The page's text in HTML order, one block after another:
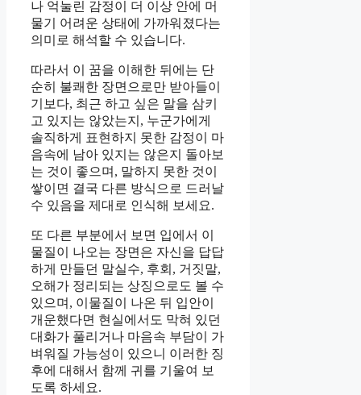
나 억눌린 감정이 더 이상 안에 머
물기 어려운 상태에 가까워졌다는
의미로 해석할 수 있습니다.
따라서 이 꿈을 이해한 뒤에는 단
순히 불쾌한 장면으로만 받아들이
기보다, 최근 하고 싶은 말을 삼키
고 있지는 않았는지, 누군가에게
솔직하게 표현하지 못한 감정이 마
음속에 남아 있지는 않은지 돌아보
는 것이 좋으며, 말하지 못한 것이
쌓이면 결국 다른 방식으로 드러날
수 있음을 제대로 인식해 보세요.
또 다른 부분에서 보면 입에서 이
물질이 나오는 장면은 자신을 답답
하게 만들던 말실수, 후회, 거짓말,
오해가 정리되는 상징으로도 볼 수
있으며, 이물질이 나온 뒤 입안이
개운했다면 현실에서도 막혀 있던
대화가 풀리거나 마음속 부담이 가
벼워질 가능성이 있으니 이러한 징
후에 대해서 함께 귀를 기울여 보
도록 하세요.